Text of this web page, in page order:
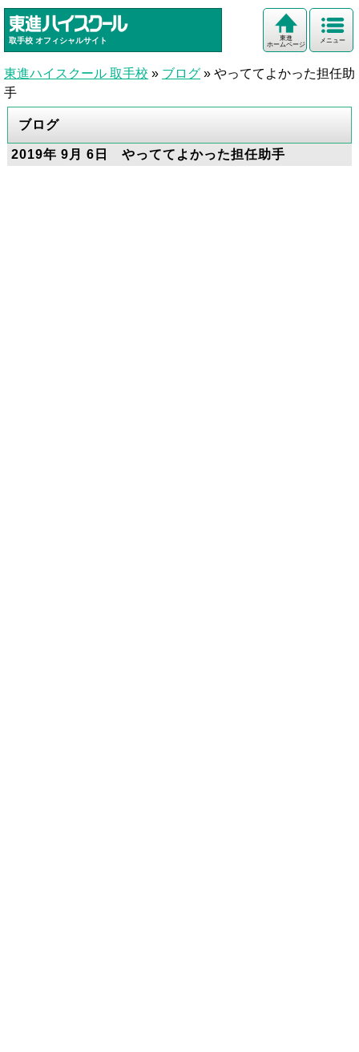
取手校 オフィシャルサイト メニュー
東進
ホームページ
東進ハイスクール 取手校 » ブログ » やっててよかった担任助
手
ブログ
2019年 9月 6日 やっててよかった担任助手